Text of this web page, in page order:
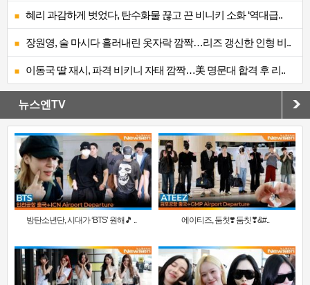
혜리 과감하게 벗었다, 탄수화물 끊고 끈 비니키 소화 ‘역대급..
장원영, 술 마시다 흘러내린 옷자락 깜짝…리즈 갱신한 인형 비..
이동국 딸 재시, 파격 비키니 자태 깜짝…美 명문대 합격 후 리..
뉴스엔TV
방탄소년단, 시대가 ‘BTS’ 원해🎵 .. 에이티즈, 둠칫❣️ 둠칫❣&#..